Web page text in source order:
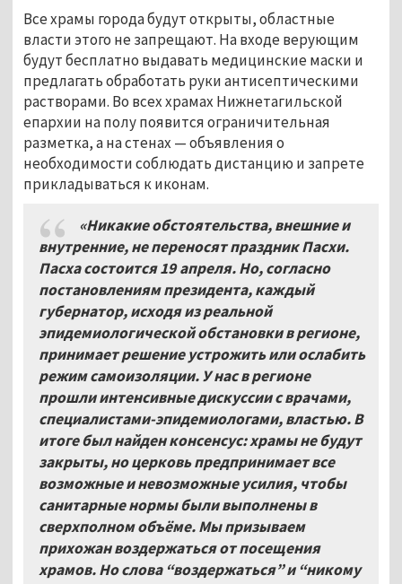
Все храмы города будут открыты, областные
власти этого не запрещают. На входе верующим
будут бесплатно выдавать медицинские маски и
предлагать обработать руки антисептическими
растворами. Во всех храмах Нижнетагильской
епархии на полу появится ограничительная
разметка, а на стенах — объявления о
необходимости соблюдать дистанцию и запрете
прикладываться к иконам.
«Никакие обстоятельства, внешние и
внутренние, не переносят праздник Пасхи.
Пасха состоится 19 апреля. Но, согласно
постановлениям президента, каждый
губернатор, исходя из реальной
эпидемиологической обстановки в регионе,
принимает решение устрожить или ослабить
режим самоизоляции. У нас в регионе
прошли интенсивные дискуссии с врачами,
специалистами-эпидемиологами, властью. В
итоге был найден консенсус: храмы не будут
закрыты, но церковь предпринимает все
возможные и невозможные усилия, чтобы
санитарные нормы были выполнены в
сверхполном объёме. Мы призываем
прихожан воздержаться от посещения
храмов. Но слова “воздержаться” и “никому